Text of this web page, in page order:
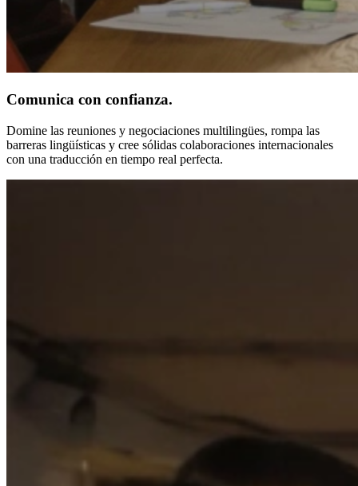
Comunica con confianza.
Domine las reuniones y negociaciones multilingües, rompa las
barreras lingüísticas y cree sólidas colaboraciones internacionales
con una traducción en tiempo real perfecta.